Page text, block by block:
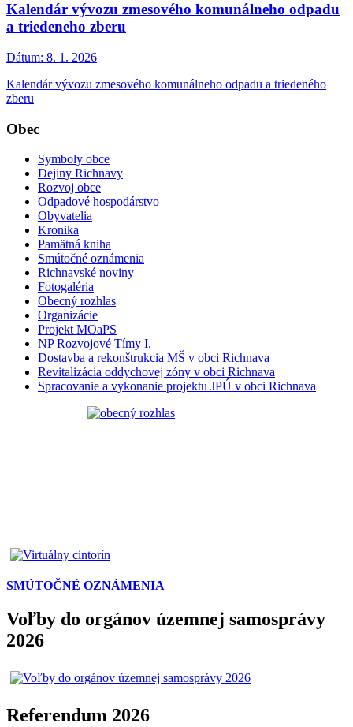
Kalendár vývozu zmesového komunálneho odpadu
a triedeneho zberu
Dátum: 8. 1. 2026
Kalendár vývozu zmesového komunálneho odpadu a triedeného
zberu
Obec
Symboly obce
Dejiny Richnavy
Rozvoj obce
Odpadové hospodárstvo
Obyvatelia
Kronika
Pamätná kniha
Smútočné oznámenia
Richnavské noviny
Fotogaléria
Obecný rozhlas
Organizácie
Projekt MOaPS
NP Rozvojové Tímy I.
Dostavba a rekonštrukcia MŠ v obci Richnava
Revitalizácia oddychovej zóny v obci Richnava
Spracovanie a vykonanie projektu JPÚ v obci Richnava
SMÚTOČNÉ OZNÁMENIA
Voľby do orgánov územnej samosprávy
2026
Referendum 2026